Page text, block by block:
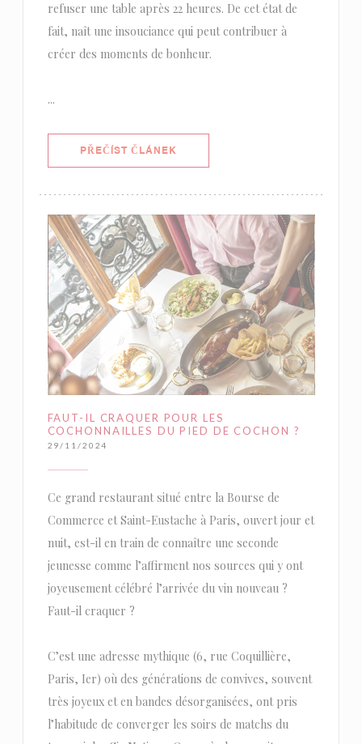
refuser une table après 22 heures. De cet état de
fait, naît une insouciance qui peut contribuer à
créer des moments de bonheur.
...
PŘEČÍST ČLÁNEK
FAUT-IL CRAQUER POUR LES
COCHONNAILLES DU PIED DE COCHON ?
29/11/2024
Ce grand restaurant situé entre la Bourse de
Commerce et Saint-Eustache à Paris, ouvert jour et
nuit, est-il en train de connaître une seconde
jeunesse comme l’affirment nos sources qui y ont
joyeusement célébré l’arrivée du vin nouveau ?
Faut-il craquer ?
C’est une adresse mythique (6, rue Coquillière,
Paris, Ier) où des générations de convives, souvent
très joyeux et en bandes désorganisées, ont pris
l’habitude de converger les soirs de matchs du